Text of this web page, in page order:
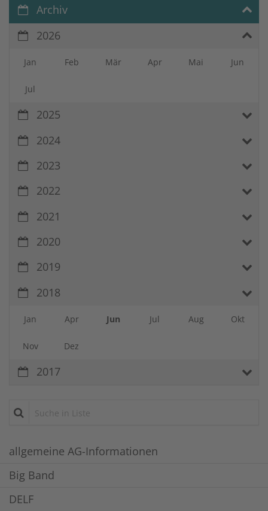
Archiv
2026
Jan Feb Mär Apr Mai Jun
Jul
2025
2024
2023
2022
2021
2020
2019
2018
Jan Apr Jun Jul Aug Okt
Nov Dez
2017
Suche in Liste
allgemeine AG-Informationen
Big Band
DELF